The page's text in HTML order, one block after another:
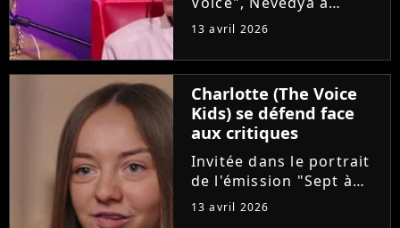
proposé une version
"Pourquoi tu restes"
d'Amel Bent. Un
moment chargé en
émotion qui n'a
néanmoins pas fait se
retourner...
13 avril 2026
Charlotte (The Voice
Kids) se défend face
aux critiques
Invitée dans le portrait
de l'émission "Sept à
Huit", Charlotte est
13 avril 2026